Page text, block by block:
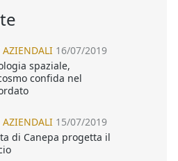
AZIENDALI 16/07/2019
spaziale,
confida nel
AZIENDALI 15/07/2019
di Canepa progetta il